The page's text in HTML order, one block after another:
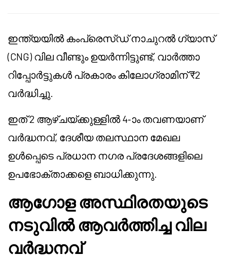
ഇന്ത്യയിൽ കംപ്രെസ്ഡ് നാചുറൽ ഗ്യാസ്
(CNG) വില വീണ്ടും ഉയർന്നിട്ടുണ്ട്, വാർത്താ
റിപ്പോർട്ടുകൾ പ്രകാരം കിലോഗ്രാമിന് ₹2
വർദ്ധിച്ചു.
ഇത് 2 ആഴ്ചയ്ക്കുള്ളിൽ 4-ാം തവണയാണ്
വർദ്ധനവ്, ദേശീയ തലസ്ഥാന മേഖല
ഉൾപ്പെടെ പ്രധാന നഗര പ്രദേശങ്ങളിലെ
ഉപഭോക്താക്കളെ ബാധിക്കുന്നു.
ആഗോള അസ്ഥിരതയുടെ
നടുവിൽ ആവർത്തിച്ച വില
വർദ്ധനവ്